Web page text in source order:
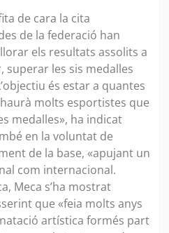
de cara la cita
de la federació han
els resultats assolits a
superar les sis medalles
és estar a quantes
molts esportistes que
medalles», ha indicat
en la voluntat de
de la base, «apujant un
com internacional.
Meca s’ha mostrat
que «feia molts anys
artística formés part